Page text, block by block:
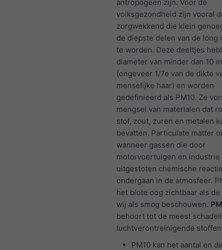
antropogeen zijn. Voor de
volksgezondheid zijn vooral
zorgwekkend die klein
de diepste delen van de long
te worden. Deze deeltjes
diameter van minder dan 10
(ongeveer 1/7e van de dikte
menselijke haar) en worden
gedefinieerd als PM10. Ze
mengsel van materialen dat
stof, zout, zuren en metalen
bevatten. Particulate matter
wanneer gassen die door
motorvoertuigen en industrie
uitgestoten chemische
ondergaan in de atmosfeer.
het blote oog zichtbaar als
wij als smog beschouwen.
behoort tot de meest
luchtverontreinigende
PM10 kan het aantal en